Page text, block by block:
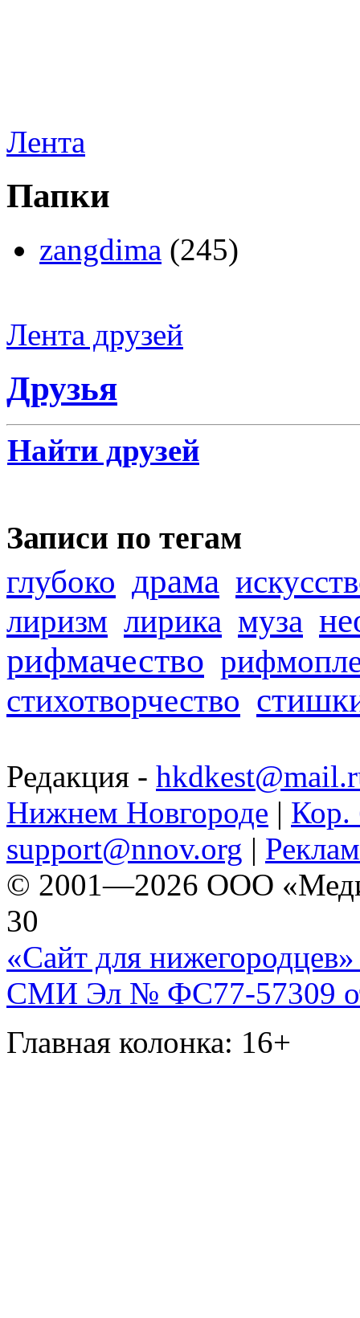
Лента
Папки
zangdima (245)
Лента друзей
Друзья
Найти друзей
Записи по тегам
глубоко драма
лиризм лирика муза
рифмачество
стихотворчество
Редакция -
Нижнем Новгороде | Кор.
support@nnov.org |
© 2001—2026 ООО
30
«Сайт для нижегородцев»
СМИ Эл № ФС77-57309
Главная колонка: 16+